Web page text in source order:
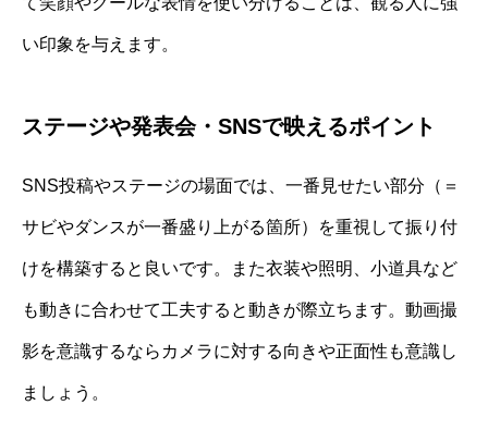
い印象を与えます。
ステージや発表会・SNSで映えるポイント
SNS投稿やステージの場面では、一番見せたい部分（＝
サビやダンスが一番盛り上がる箇所）を重視して振り付
けを構築すると良いです。また衣装や照明、小道具など
も動きに合わせて工夫すると動きが際立ちます。動画撮
影を意識するならカメラに対する向きや正面性も意識し
ましょう。